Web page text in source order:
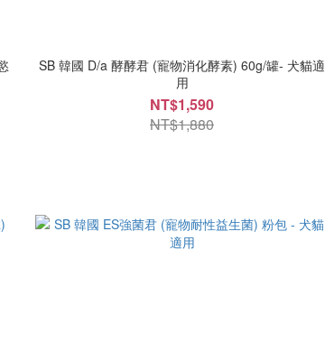
食慾
SB 韓國 D/a 酵酵君 (寵物消化酵素) 60g/罐- 犬貓適
用
NT$1,590
NT$1,880